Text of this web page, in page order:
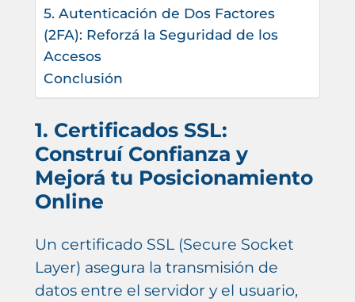
5. Autenticación de Dos Factores
(2FA): Reforzá la Seguridad de los
Accesos
Conclusión
1. Certificados SSL:
Construí Confianza y
Mejorá tu Posicionamiento
Online
Un certificado SSL (Secure Socket
Layer) asegura la transmisión de
datos entre el servidor y el usuario,